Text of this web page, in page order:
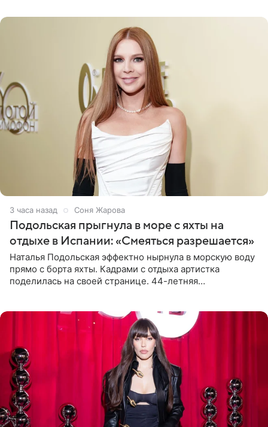
3 часа назад Соня Жарова
Подольская прыгнула в море с яхты на
отдыхе в Испании: «Смеяться разрешается»
Наталья Подольская эффектно нырнула в морскую воду
прямо с борта яхты. Кадрами с отдыха артистка
поделилась на своей странице. 44-летняя